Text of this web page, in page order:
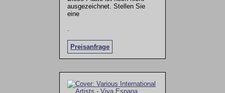
ausgezeichnet. Stellen Sie
eine
Preisanfrage
.